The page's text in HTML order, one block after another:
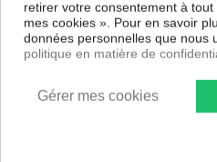
intérieurs, il y en a pour tous les goût.
Descriptif technique
Matériaux MDF
retirer votre consentement à
mes cookies ». Pour en savoir
données personnelles que nous
politique en matière de
Gérer mes cookies